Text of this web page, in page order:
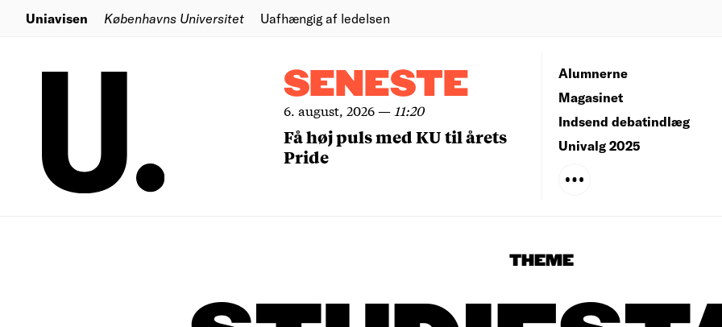
Uniavisen Københavns Universitet Uafhængig af ledelsen
SENESTE
6. august, 2026— 11:20
Få høj puls med KU til årets
Pride
Alumnerne
Magasinet
Indsend debatindlæg
Univalg 2025
THEME